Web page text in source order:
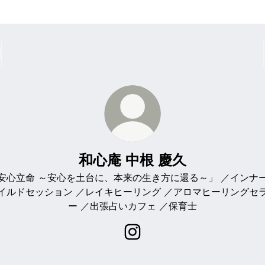
和心庵 中根 慶久
心立命 ～安心を土台に、本来の生き方に還る～」 ／インナ
ルドセッション ／レイキヒーリング ／アロマヒーリングセ
ー ／出張占いカフェ ／保育士